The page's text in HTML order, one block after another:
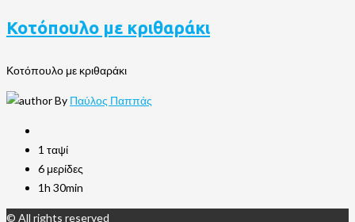
Κοτόπουλο με κριθαράκι
Κοτόπουλο με κριθαράκι
By Παύλος Παππάς
1 ταψί
6 μερίδες
1h 30min
© All rights reserved